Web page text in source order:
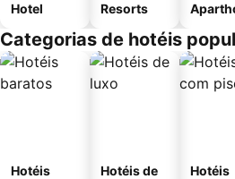
Hotel Resorts
Categorias de hotéis
Hotéis
Hotéis de
Hotéis